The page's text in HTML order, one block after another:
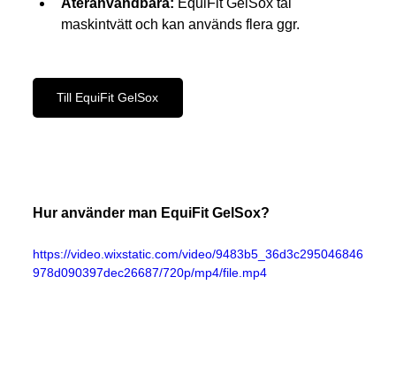
Återanvändbara: EquiFit GelSox tål
maskintvätt och kan används flera ggr.
Till EquiFit GelSox
Hur använder man EquiFit GelSox?
https://video.wixstatic.com/video/9483b5_36d3c295046846
978d090397dec26687/720p/mp4/file.mp4